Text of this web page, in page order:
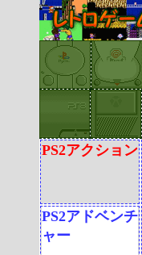
PS2アクション
PS2アドベンチ
ャー